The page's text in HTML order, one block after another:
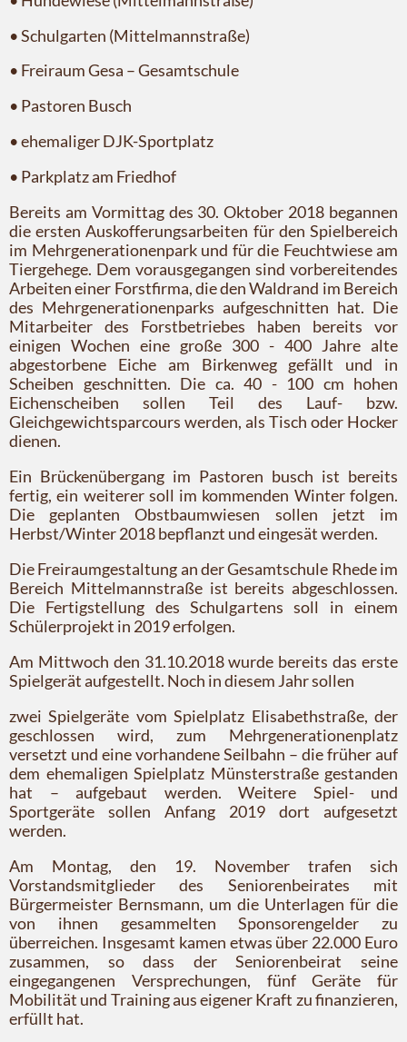
• Schulgarten (Mittelmannstraße)
• Freiraum Gesa – Gesamtschule
• Pastoren Busch
• ehemaliger DJK-Sportplatz
• Parkplatz am Friedhof
Bereits am Vormittag des 30. Oktober 2018 begannen
die ersten Auskofferungsarbeiten für den Spielbereich
im Mehrgenerationenpark und für die Feuchtwiese am
Tiergehege. Dem vorausgegangen sind vorbereitendes
Arbeiten einer Forstfirma, die den Waldrand im Bereich
des Mehrgenerationenparks aufgeschnitten hat. Die
Mitarbeiter des Forstbetriebes haben bereits vor
einigen Wochen eine große 300 - 400 Jahre alte
abgestorbene Eiche am Birkenweg gefällt und in
Scheiben geschnitten. Die ca. 40 - 100 cm hohen
Eichenscheiben sollen Teil des Lauf- bzw.
Gleichgewichtsparcours werden, als Tisch oder Hocker
dienen.
Ein Brückenübergang im Pastoren busch ist bereits
fertig, ein weiterer soll im kommenden Winter folgen.
Die geplanten Obstbaumwiesen sollen jetzt im
Herbst/Winter 2018 bepflanzt und eingesät werden.
Die Freiraumgestaltung an der Gesamtschule Rhede im
Bereich Mittelmannstraße ist bereits abgeschlossen.
Die Fertigstellung des Schulgartens soll in einem
Schülerprojekt in 2019 erfolgen.
Am Mittwoch den 31.10.2018 wurde bereits das erste
Spielgerät aufgestellt. Noch in diesem Jahr sollen
zwei Spielgeräte vom Spielplatz Elisabethstraße, der
geschlossen wird, zum Mehrgenerationenplatz
versetzt und eine vorhandene Seilbahn – die früher auf
dem ehemaligen Spielplatz Münsterstraße gestanden
hat – aufgebaut werden. Weitere Spiel- und
Sportgeräte sollen Anfang 2019 dort aufgesetzt
werden.
Am Montag, den 19. November trafen sich
Vorstandsmitglieder des Seniorenbeirates mit
Bürgermeister Bernsmann, um die Unterlagen für die
von ihnen gesammelten Sponsorengelder zu
überreichen. Insgesamt kamen etwas über 22.000 Euro
zusammen, so dass der Seniorenbeirat seine
eingegangenen Versprechungen, fünf Geräte für
Mobilität und Training aus eigener Kraft zu finanzieren,
erfüllt hat.